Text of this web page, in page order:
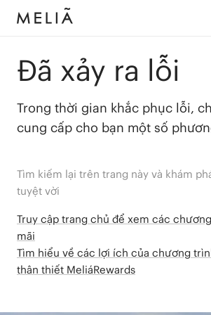
Đã xảy ra lỗi
Trong thời gian khắc phục lỗi,
cung cấp cho bạn một số
Tìm kiếm lại trên trang này và khám
tuyệt vời
Truy cập trang chủ để xem các
mãi
Tìm hiểu về các lợi ích của chương
thân thiết MeliáRewards